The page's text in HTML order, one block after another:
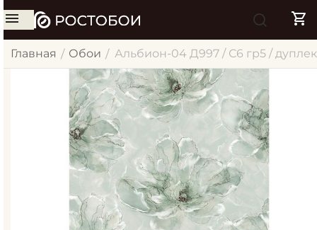
Главная / Обои / Альбион-04 Д997 / С6 гр5 /